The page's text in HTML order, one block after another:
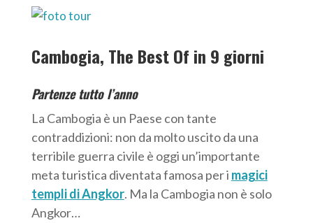
Cambogia, The Best Of in 9 giorni
Partenze tutto l’anno
La Cambogia è un Paese con tante
contraddizioni: non da molto uscito da una
terribile guerra civile è oggi un’importante
meta turistica diventata famosa per i magici
templi di Angkor. Ma la Cambogia non è solo
Angkor…